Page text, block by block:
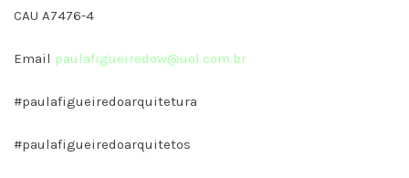
CAU A7476-4
Email paulafigueiredow@uol.com.br
#paulafigueiredoarquitetura
#paulafigueiredoarquitetos